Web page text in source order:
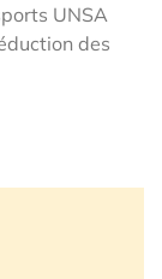
UNSA
des